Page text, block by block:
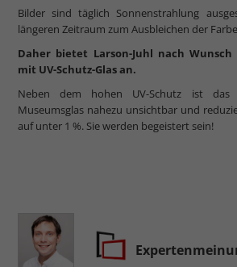
Bilder sind täglich Sonnenstrahlung
längeren Zeitraum zum Ausbleichen der
Daher bietet Larson-Juhl nach
mit UV-Schutz-Glas an.
Neben dem hohen UV-Schutz ist das
Museumsglas nahezu unsichtbar und
auf unter 1 %. Sie werden begeistert sein!